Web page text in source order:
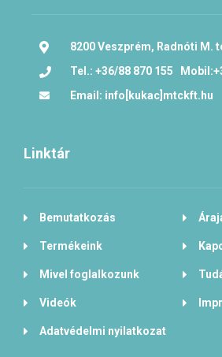
8200 Veszprém, Radnóti M.
Tel.: +36/88 870 155
Email: info[kukac]mtckft.hu
Linktár
Bemutatkozás
Termékeink
Mivel foglalkozunk
Videók
Adatvédelmi nyilatkozat